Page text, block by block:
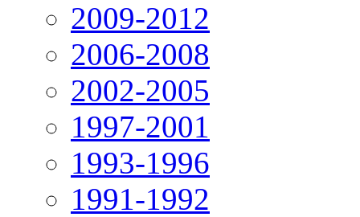
2009-2012
2006-2008
2002-2005
1997-2001
1993-1996
1991-1992